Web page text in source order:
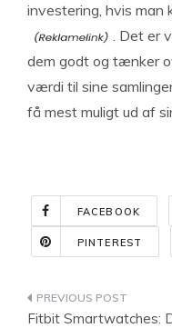
investering, hvis man
. Det er
dem godt og tænker
værdi til sine
få mest muligt ud af
FACEBOOK
PINTEREST
Fitbit Smartwatches: